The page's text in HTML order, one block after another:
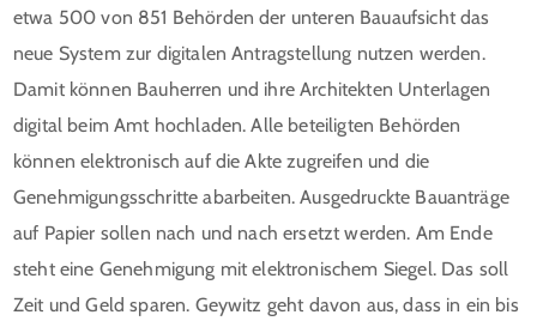
etwa 500 von 851 Behörden der unteren Bauaufsicht das
neue System zur digitalen Antragstellung nutzen werden.
Damit können Bauherren und ihre Architekten Unterlagen
digital beim Amt hochladen. Alle beteiligten Behörden
können elektronisch auf die Akte zugreifen und die
Genehmigungsschritte abarbeiten. Ausgedruckte Bauanträge
auf Papier sollen nach und nach ersetzt werden. Am Ende
steht eine Genehmigung mit elektronischem Siegel. Das soll
Zeit und Geld sparen. Geywitz geht davon aus, dass in ein bis